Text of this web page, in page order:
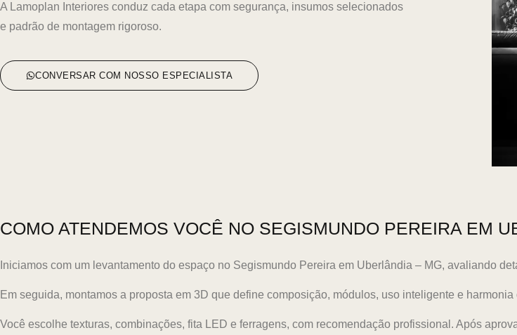
A Lamoplan Interiores conduz cada etapa com segurança, insumos selecionados
e padrão de montagem rigoroso.
CONVERSAR COM NOSSO ESPECIALISTA
COMO ATENDEMOS VOCÊ NO SEGISMUNDO PEREIRA EM
Iniciamos com um levantamento do espaço no Segismundo Pereira em Uberlândia – MG, avaliando
Em seguida, montamos a proposta em 3D que define composição, módulos, uso inteligente e harmonia
Você escolhe texturas, combinações, fita LED e ferragens, com recomendação profissional. Após